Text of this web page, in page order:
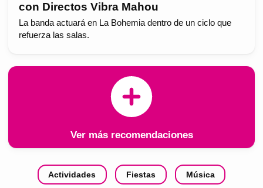
con Directos Vibra Mahou
La banda actuará en La Bohemia dentro de un ciclo que
refuerza las salas.
Ver más recomendaciones
Actividades Fiestas Música